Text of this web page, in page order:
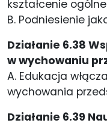
kształcenie
B. Podniesienie
Działanie 6.38
w wychowaniu
A. Edukacja
wychowania
Działanie 6.39